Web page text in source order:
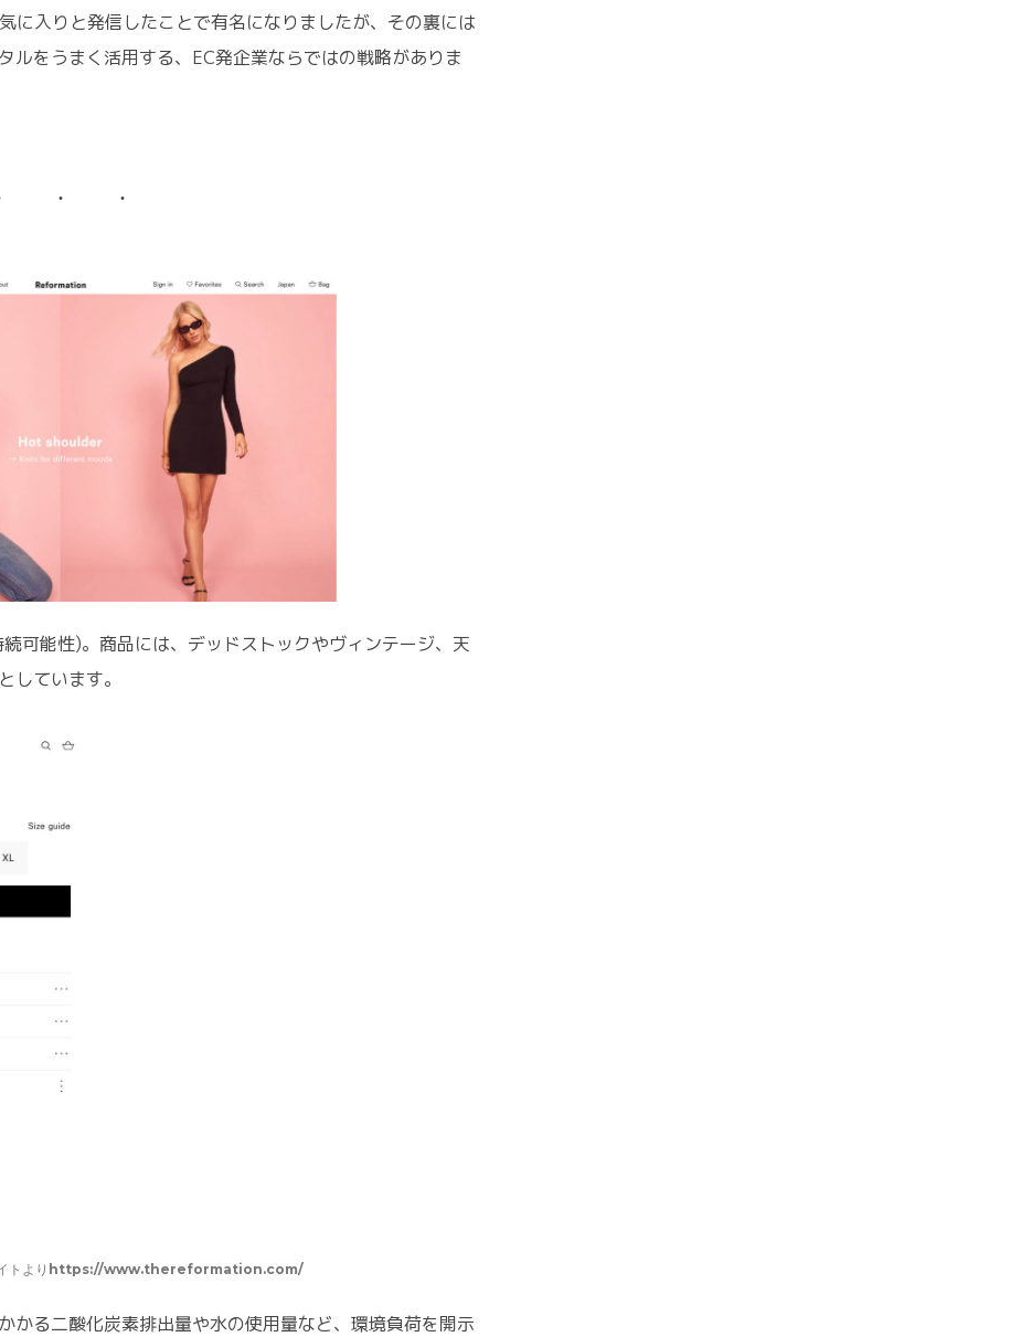
入りと発信したことで有名になりましたが、その裏には
ルをうまく活用する、EC発企業ならではの戦略がありま
可能性)。商品には、デッドストックやヴィンテージ、天
しています。
トより https://www.thereformation.com/
かる二酸化炭素排出量や水の使用量など、環境負荷を開示